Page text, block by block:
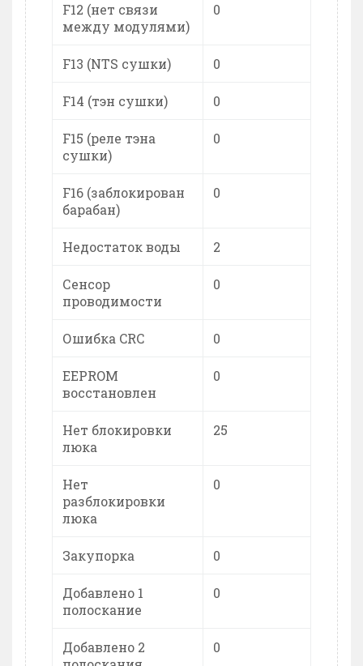
F12 (нет связи
между модулями)
0
F13 (NTS сушки) 0
F14 (тэн сушки) 0
F15 (реле тэна
сушки)
0
F16 (заблокирован
барабан)
0
Недостаток воды 2
Сенсор
проводимости
0
Ошибка CRC 0
EEPROM
восстановлен
0
Нет блокировки
люка
25
Нет
разблокировки
люка
0
Закупорка 0
Добавлено 1
полоскание
0
Добавлено 2
0